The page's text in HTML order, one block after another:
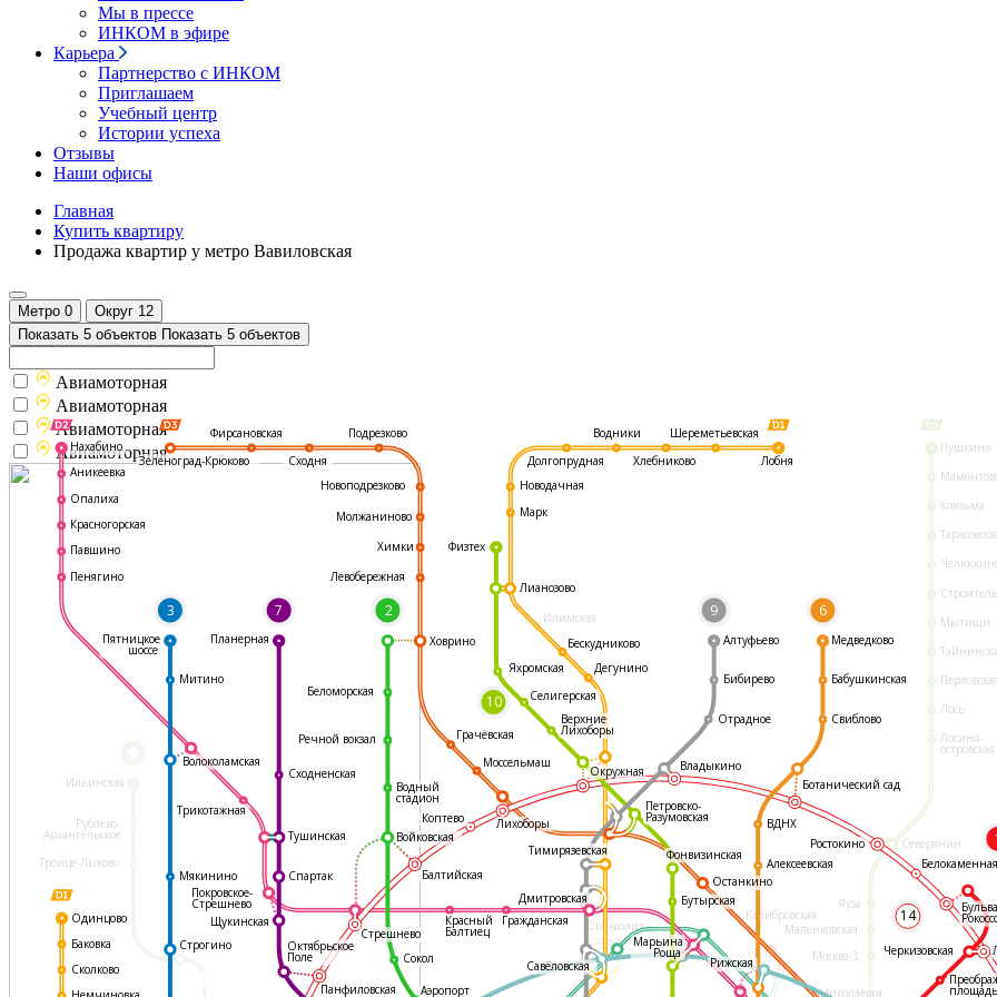
Мы в прессе
ИНКОМ в эфире
Карьера
Партнерство с ИНКОМ
Приглашаем
Учебный центр
Истории успеха
Отзывы
Наши офисы
Главная
Купить квартиру
Продажа квартир у метро Вавиловская
Метро 0 Округ 12
Показать 5 объектов Показать 5 объектов
Илимская
Пушкино
Клязьма
Мытищи
Лось
Лосино-
островская
Северянин
Яуза
Маленковская
Москва-3
Николаевка
Ильинская
Рублево-
Архангельское
Троице-Лыково
Калибровская
Станколит
3 7
14
2 9 6
10
Фирсановская
Сходня
Подрезково
Новоподрезково
Молжаниново
Химки
Левобережная
Ховрино
Грачёвская
Моссельмаш
Останкино
Медведково
Бабушкинская
Свиблово
ВДНХ
Алексеевская
Рижская
Аэропорт
Сокол
Красный
Балтиец
Гражданская
Дмитровская
Коптево Лихоборы
Балтийская
Войковская
Водный
стадион
Сходненская
Трикотажная
Волоколамская
Тушинская
Мякинино
Строгино
Митино
Нахабино
Аникеевка
Опалиха
Красногорская
Павшино
Пенягино
Одинцово
Баковка
Сколково
Пятницкое
шоссе
Планерная
Спартак
Стрешнево
Щукинская
Октябрьское
Поле
Панфиловская
Окружная
Дегунино
Бескудниково
Верхние
Лихоборы
Селигерская
Физтех
Яхромская
Марк
Лианозово
Новодачная
Речной вокзал
Беломорская
Долгопрудная
Водники
Хлебниково
Шереметьевская
Лобня
Тимирязевская
Марьина
Роща
Савёловская
Фонвизинская
Бутырская
Петровско-
Разумовская
Покровское-
Стрешнево
Бибирево
Отрадное
Владыкино
Ботанический сад
Алтуфьево
Ростокино
Черкизовская
площадь
Зеленоград-Крюково
Авиамоторная
Авиамоторная
Авиамоторная
Авиамоторная